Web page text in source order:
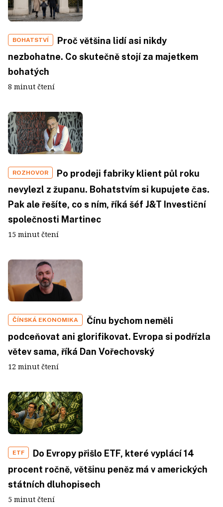
BOHATSTVÍ
Proč většina lidí asi nikdy
nezbohatne. Co skutečně stojí za majetkem
bohatých
8 minut čtení
ROZHOVOR
Po prodeji fabriky klient půl roku
nevylezl z županu. Bohatstvím si kupujete čas.
Pak ale řešíte, co s ním, říká šéf J&T Investiční
společnosti Martinec
15 minut čtení
ČÍNSKÁ EKONOMIKA
Čínu bychom neměli
podceňovat ani glorifikovat. Evropa si podřízla
větev sama, říká Dan Vořechovský
12 minut čtení
ETF
Do Evropy přišlo ETF, které vyplácí 14
procent ročně, většinu peněz má v amerických
státních dluhopisech
5 minut čtení